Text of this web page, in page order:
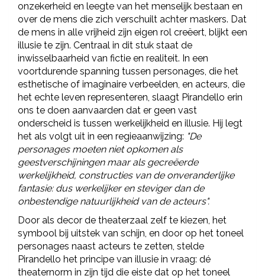
onzekerheid en leegte van het menselijk bestaan en
over de mens die zich verschuilt achter maskers. Dat
de mens in alle vrijheid zijn eigen rol creëert, blijkt een
illusie te zijn. Centraal in dit stuk staat de
inwisselbaarheid van fictie en realiteit. In een
voortdurende spanning tussen personages, die het
esthetische of imaginaire verbeelden, en acteurs, die
het echte leven representeren, slaagt Pirandello erin
ons te doen aanvaarden dat er geen vast
onderscheid is tussen werkelijkheid en illusie. Hij legt
het als volgt uit in een regieaanwijzing: "De
personages moeten niet opkomen als
geestverschijningen maar als gecreëerde
werkelijkheid, constructies van de onveranderlijke
fantasie: dus werkelijker en steviger dan de
onbestendige natuurlijkheid van de acteurs".
Door als decor de theaterzaal zelf te kiezen, het
symbool bij uitstek van schijn, en door op het toneel
personages naast acteurs te zetten, stelde
Pirandello het principe van illusie in vraag: dé
theaternorm in zijn tijd die eiste dat op het toneel